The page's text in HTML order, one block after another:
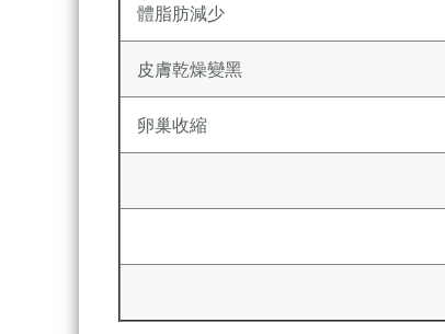
體脂肪減少
皮膚乾燥變黑
卵巢收縮